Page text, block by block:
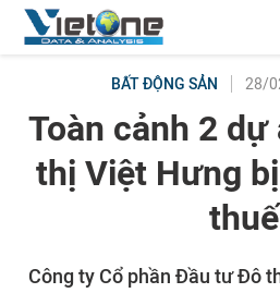
BẤT ĐỘNG SẢN 28/
Toàn cảnh 2
thị Việt Hưng
thuế
Công ty Cổ phần Đầu tư Đô